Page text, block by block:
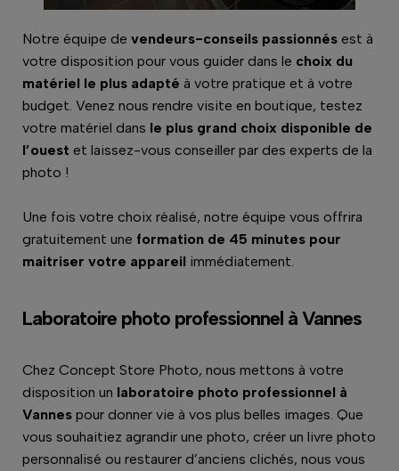
Notre équipe de vendeurs-conseils passionnés est à
votre disposition pour vous guider dans le choix du
matériel le plus adapté à votre pratique et à votre
budget. Venez nous rendre visite en boutique, testez
votre matériel dans le plus grand choix disponible de
l’ouest et laissez-vous conseiller par des experts de la
photo !
Une fois votre choix réalisé, notre équipe vous offrira
gratuitement une formation de 45 minutes pour
maitriser votre appareil immédiatement.
Laboratoire photo professionnel à Vannes
Chez Concept Store Photo, nous mettons à votre
disposition un laboratoire photo professionnel à
Vannes pour donner vie à vos plus belles images. Que
vous souhaitiez agrandir une photo, créer un livre photo
personnalisé ou restaurer d’anciens clichés, nous vous